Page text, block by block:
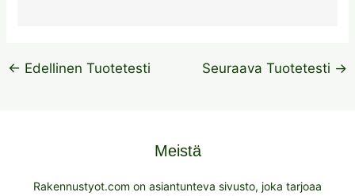
← Edellinen Tuotetesti Seuraava Tuotetesti →
Meistä
Rakennustyot.com on asiantunteva sivusto, joka tarjoaa